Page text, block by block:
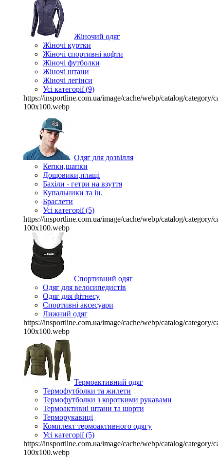
Жіночий одяг
Жіночі куртки
Жіночі спортивні кофти
Жіночі футболки
Жіночі штани
Жіночі легінси
Усі категорії (9)
https://insportline.com.ua/image/cache/webp/catalog/category/
100x100.webp
Одяг для дозвілля
Кепки,шапки
Дощовики,плащі
Бахіли - гетри на взуття
Купальники та ін.
Браслети
Усі категорії (5)
https://insportline.com.ua/image/cache/webp/catalog/category/
100x100.webp
Спортивний одяг
Одяг для велосипедистів
Одяг для фітнесу
Спортивні аксесуари
Лижний одяг
https://insportline.com.ua/image/cache/webp/catalog/category/
100x100.webp
Термоактивний одяг
Термофутболки та жилети
Термофутболки з короткими рукавами
Термоактивні штани та шорти
Терморукавиці
Комплект термоактивного одягу
Усі категорії (5)
https://insportline.com.ua/image/cache/webp/catalog/category/
100x100.webp